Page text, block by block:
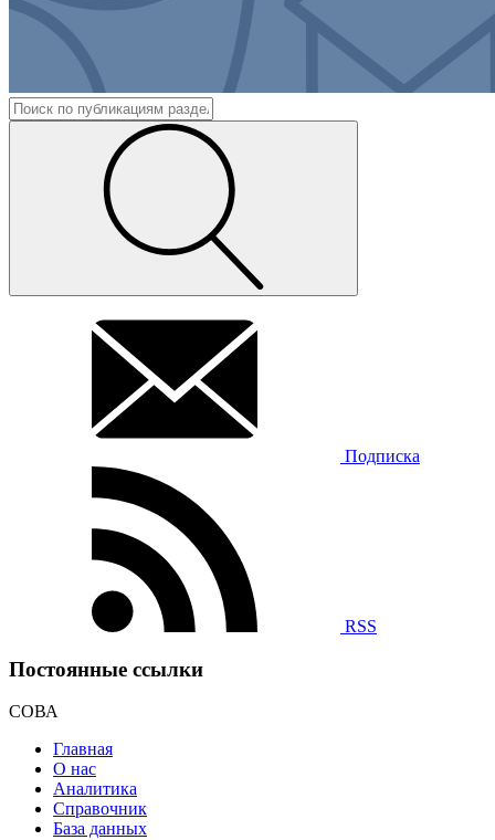
Подписка
RSS
Постоянные ссылки
СОВА
Главная
О нас
Аналитика
Справочник
База данных